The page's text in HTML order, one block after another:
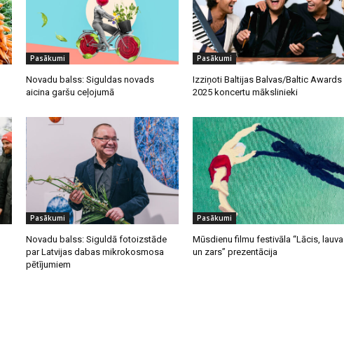
Pasākumi
Novadu balss: Siguldas novads
aicina garšu ceļojumā
Pasākumi
Izziņoti Baltijas Balvas/Baltic Awards
2025 koncertu mākslinieki
Pasākumi
Novadu balss: Siguldā fotoizstāde
par Latvijas dabas mikrokosmosa
pētījumiem
Pasākumi
Mūsdienu filmu festivāla “Lācis, lauva
un zars” prezentācija